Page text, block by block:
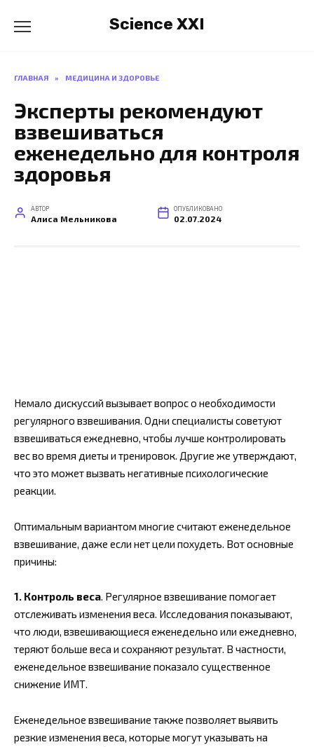
содержанию
Science XXI
ГЛАВНАЯ » МЕДИЦИНА И ЗДОРОВЬЕ
Эксперты рекомендуют
взвешиваться
еженедельно для контроля
здоровья
АВТОР
Алиса Мельникова
ОПУБЛИКОВАНО
02.07.2024
Немало дискуссий вызывает вопрос о необходимости
регулярного взвешивания. Одни специалисты советуют
взвешиваться ежедневно, чтобы лучше контролировать
вес во время диеты и тренировок. Другие же утверждают,
что это может вызвать негативные психологические
реакции.
Оптимальным вариантом многие считают еженедельное
взвешивание, даже если нет цели похудеть. Вот основные
причины:
1. Контроль веса. Регулярное взвешивание помогает
отслеживать изменения веса. Исследования показывают,
что люди, взвешивающиеся еженедельно или ежедневно,
теряют больше веса и сохраняют результат. В частности,
еженедельное взвешивание показало существенное
снижение ИМТ.
Еженедельное взвешивание также позволяет выявить
резкие изменения веса, которые могут указывать на